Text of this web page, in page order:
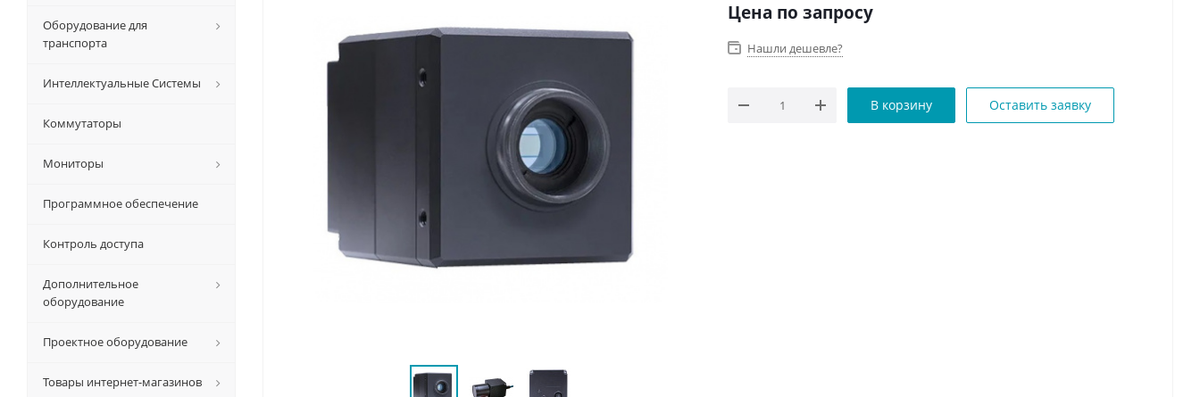
Цена по запросу
Нашли дешевле?
В корзину Оставить заявку
Оборудование для
транспорта
Интеллектуальные Системы
Коммутаторы
Мониторы
Программное обеспечение
Контроль доступа
Дополнительное
оборудование
Проектное оборудование
Товары интернет-магазинов